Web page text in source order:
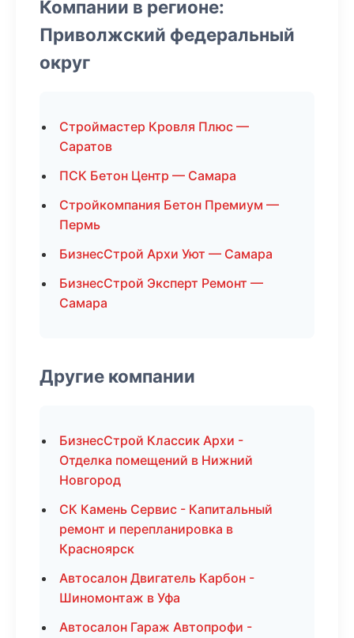
Компании в регионе:
Приволжский федеральный
округ
Строймастер Кровля Плюс —
Саратов
ПСК Бетон Центр — Самара
Стройкомпания Бетон Премиум —
Пермь
БизнесСтрой Архи Уют — Самара
БизнесСтрой Эксперт Ремонт —
Самара
Другие компании
БизнесСтрой Классик Архи -
Отделка помещений в Нижний
Новгород
СК Камень Сервис - Капитальный
ремонт и перепланировка в
Красноярск
Автосалон Двигатель Карбон -
Шиномонтаж в Уфа
Автосалон Гараж Автопрофи -